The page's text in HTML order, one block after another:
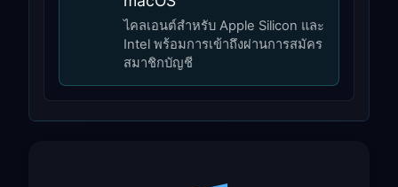
ไคลเอนต์สำหรับ Apple Silicon และ
Intel พร้อมการเข้าถึงผ่านการสมัคร
สมาชิกบัญชี